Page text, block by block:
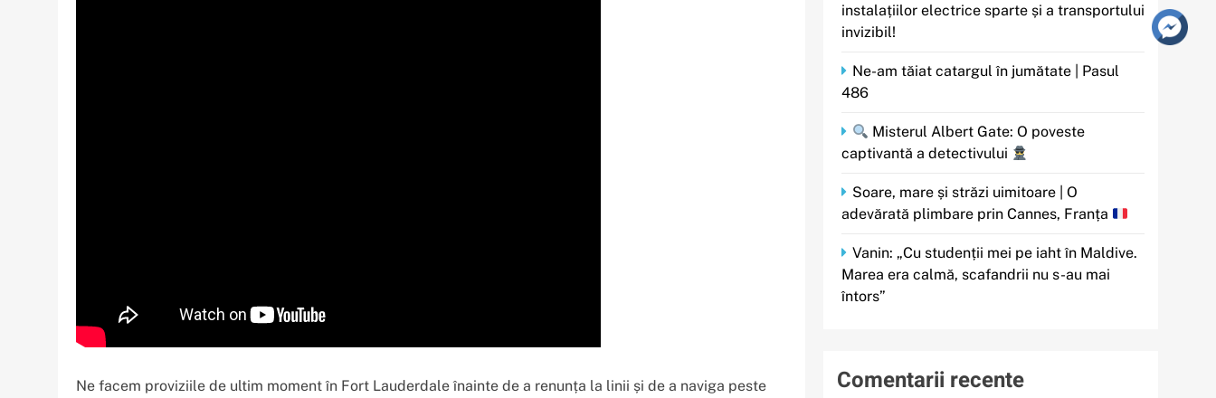
Ne facem proviziile de ultim moment în Fort Lauderdale înainte de a renunța la linii și de a naviga peste
instalațiilor electrice sparte și a transportului
invizibil!
Ne-am tăiat catargul în jumătate | Pasul
486
Misterul Albert Gate: O poveste
captivantă a detectivului
Soare, mare și străzi uimitoare | O
adevărată plimbare prin Cannes, Franța
Vanin: „Cu studenții mei pe iaht în Maldive.
Marea era calmă, scafandrii nu s-au mai
întors”
Comentarii recente